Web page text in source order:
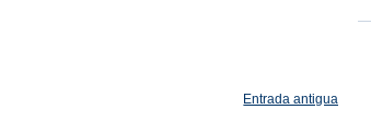
Entrada antigua